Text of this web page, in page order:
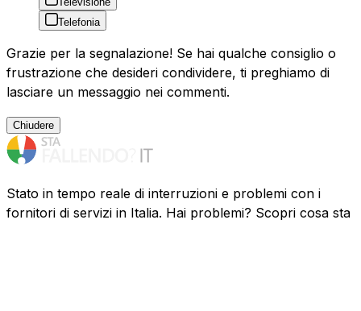
Telefonia
Grazie per la segnalazione! Se hai qualche consiglio o
frustrazione che desideri condividere, ti preghiamo di
lasciare un messaggio nei commenti.
Chiudere
Stato in tempo reale di interruzioni e problemi con i
fornitori di servizi in Italia. Hai problemi? Scopri cosa sta